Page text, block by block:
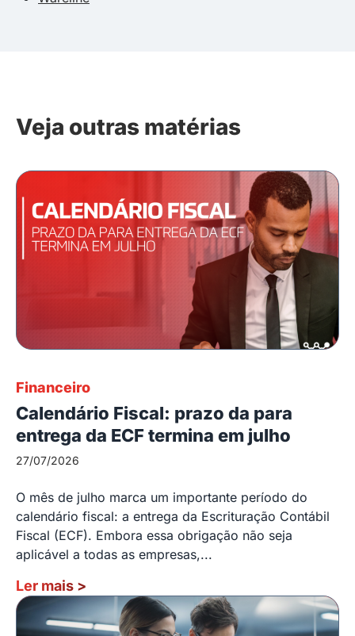
Veja outras matérias
Financeiro
Calendário Fiscal: prazo da para
entrega da ECF termina em julho
27/07/2026
O mês de julho marca um importante período do
calendário fiscal: a entrega da Escrituração Contábil
Fiscal (ECF). Embora essa obrigação não seja
aplicável a todas as empresas,...
Ler mais >